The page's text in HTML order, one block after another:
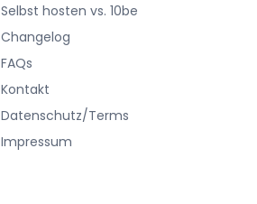
Selbst hosten vs. 10be
Changelog
FAQs
Kontakt
Datenschutz/Terms
Impressum